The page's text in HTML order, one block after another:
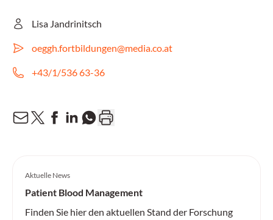
Lisa Jandrinitsch
oeggh.fortbildungen@media.co.at
+43/1/536 63-36
Aktuelle News
Patient Blood Management
Finden Sie hier den aktuellen Stand der Forschung